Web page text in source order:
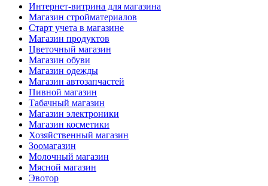
Интернет-витрина для магазина
Магазин стройматериалов
Старт учета в магазине
Магазин продуктов
Цветочный магазин
Магазин обуви
Магазин одежды
Магазин автозапчастей
Пивной магазин
Табачный магазин
Магазин электроники
Магазин косметики
Хозяйственный магазин
Зоомагазин
Молочный магазин
Мясной магазин
Эвотор